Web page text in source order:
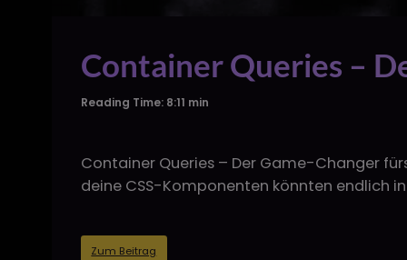
Container Queries –
Reading Time: 8:11 min
Container Queries – Der Game-Changer
deine CSS-Komponenten könnten endlich
Zum Beitrag